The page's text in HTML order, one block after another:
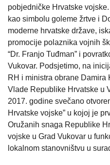
pobjedničke Hrvatske
kao simbolu goleme žrtve i
moderne hrvatske države,
promocije polaznika vojnih
“Dr. Franjo Tuđman” i
Vukovar. Podsjetimo, na
RH i ministra obrane Damira
Vlade Republike Hrvatske u
2017. godine svečano
Hrvatske vojske” u kojoj je
Oružanih snaga Republike
vojske u Grad Vukovar u
lokalnom stanovništvu u